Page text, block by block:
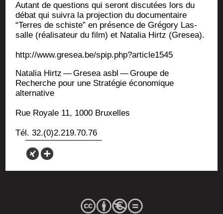
Autant de ques­tions qui seront dis­cu­tées lors du
débat qui sui­vra la pro­jec­tion du docu­men­taire
“Terres de schiste” en pré­sence de Gré­go­ry Las­
salle (réa­li­sa­teur du film) et Nata­lia Hirtz (Gre­sea).
http://www.gresea.be/spip.php?article1545
Nata­lia Hirtz — Gre­sea asbl — Groupe de
Recherche pour une Stra­té­gie éco­no­mique
alternative
Rue Royale 11, 1000 Bruxelles
Tél. 32.(0)2.219.70.76